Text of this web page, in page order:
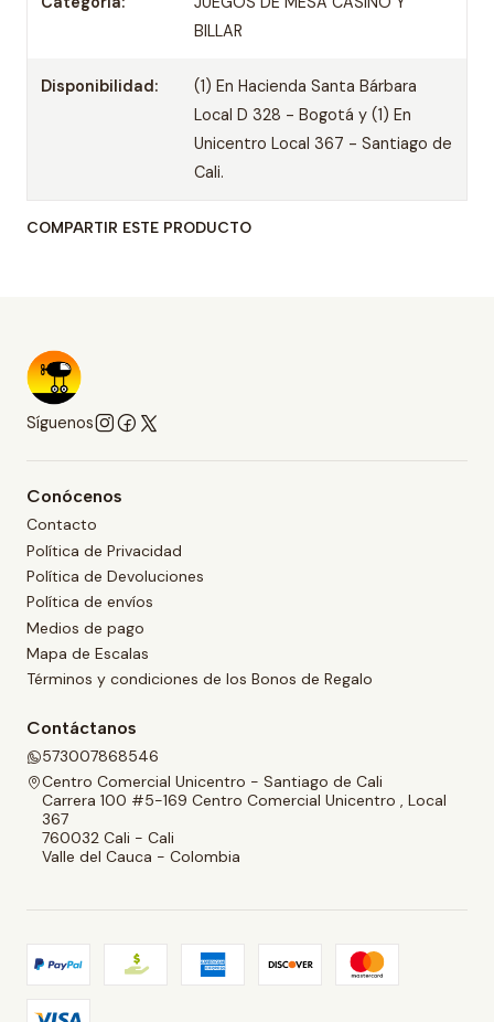
BILLAR
Disponibilidad:
(1) En Hacienda Santa Bárbara
Local D 328 - Bogotá y (1) En
Unicentro Local 367 - Santiago de
Cali.
COMPARTIR ESTE PRODUCTO
Síguenos
Conócenos
Contacto
Política de Privacidad
Política de Devoluciones
Política de envíos
Medios de pago
Mapa de Escalas
Términos y condiciones de los Bonos de Regalo
Contáctanos
573007868546
Centro Comercial Unicentro - Santiago de Cali
Carrera 100 #5-169 Centro Comercial Unicentro , Local
367
760032 Cali - Cali
Valle del Cauca - Colombia